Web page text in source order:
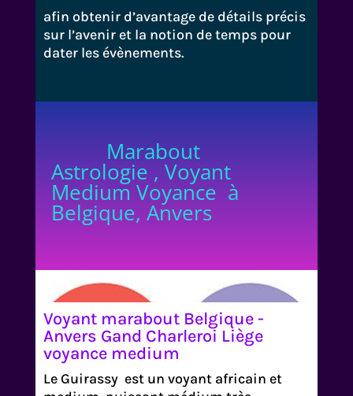
afin obtenir d’avantage de détails précis
sur l’avenir et la notion de temps pour
dater les évènements.
Marabout
Astrologie , Voyant
Medium Voyance à
Belgique, Anvers
Voyant marabout Belgique -
Anvers Gand Charleroi Liège
voyance medium
Le Guirassy est un voyant africain et